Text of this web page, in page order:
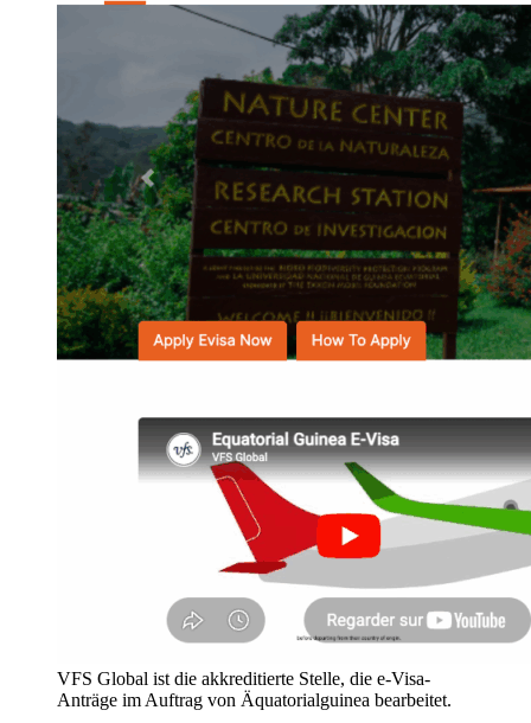
VFS Global ist die akkreditierte Stelle, die e-Visa-
Anträge im Auftrag von Äquatorialguinea bearbeitet.